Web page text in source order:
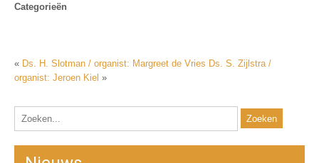
Categorieën
« Ds. H. Slotman / organist: Margreet de Vries Ds. S. Zijlstra /
organist: Jeroen Kiel »